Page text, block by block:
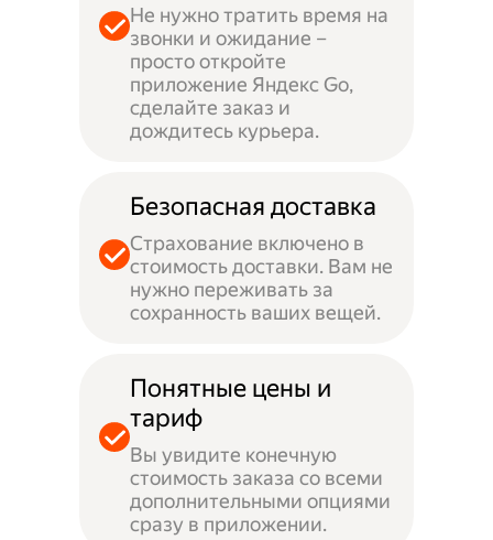
Не нужно тратить время на
звонки и ожидание –
просто откройте
приложение Яндекс Go,
сделайте заказ и
дождитесь курьера.
Безопасная доставка
Страхование включено в
стоимость доставки. Вам не
нужно переживать за
сохранность ваших вещей.
Понятные цены и
тариф
Вы увидите конечную
стоимость заказа со всеми
дополнительными опциями
сразу в приложении.